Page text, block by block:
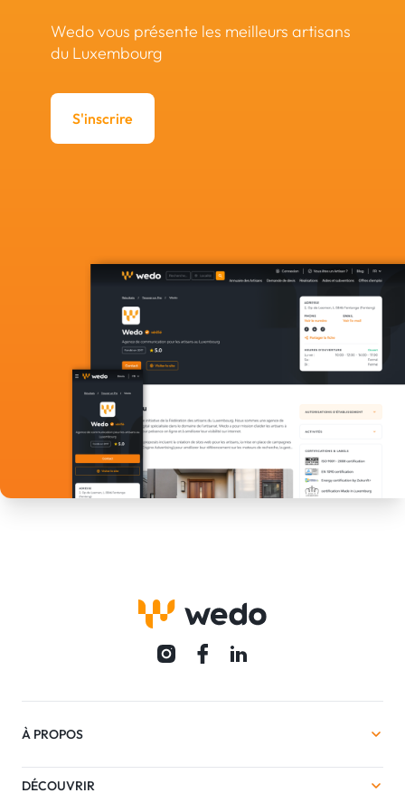
Wedo vous présente les meilleurs artisans
du Luxembourg
S'inscrire
À PROPOS
DÉCOUVRIR